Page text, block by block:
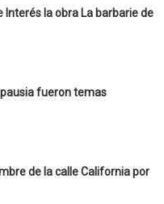
Interés la obra La barbarie de
fueron temas
de la calle California por